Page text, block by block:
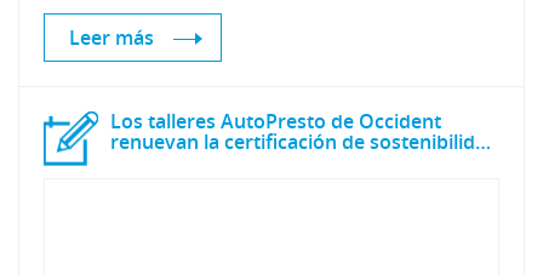
Leer más
Los talleres AutoPresto de Occident
renuevan la certificación de sostenibilidad CZ